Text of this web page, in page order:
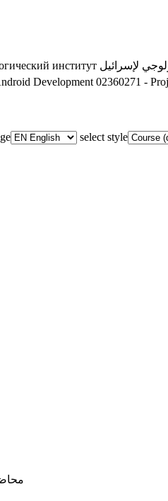
институт لإسرائيل
Development 02360271 -
select style